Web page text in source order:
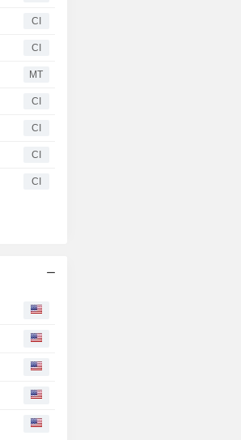
CI
CI
MT
CI
CI
CI
CI